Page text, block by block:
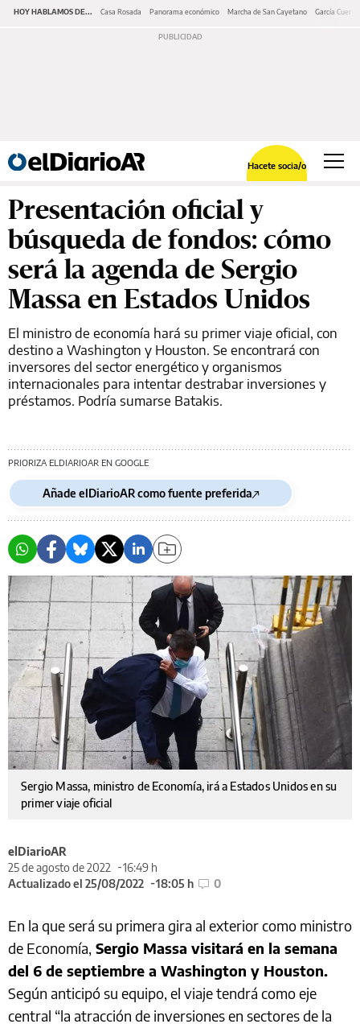
HOY HABLAMOS DE... Casa Rosada Panorama económico Marcha de San Cayetano García Cuerva
Hacete socia/o
Presentación oficial y
búsqueda de fondos: cómo
será la agenda de Sergio
Massa en Estados Unidos
El ministro de economía hará su primer viaje oficial, con
destino a Washington y Houston. Se encontrará con
inversores del sector energético y organismos
internacionales para intentar destrabar inversiones y
préstamos. Podría sumarse Batakis.
PRIORIZA ELDIARIOAR EN GOOGLE
Añade elDiarioAR como fuente preferida
Sergio Massa, ministro de Economía, irá a Estados Unidos en su
primer viaje oficial
elDiarioAR
25 de agosto de 2022
16:49 h
Actualizado el 25/08/2022
18:05 h 0
En la que será su primera gira al exterior como ministro
de Economía, Sergio Massa visitará en la semana
del 6 de septiembre a Washington y Houston.
Según anticipó su equipo, el viaje tendrá como eje
central “la atracción de inversiones en sectores de la